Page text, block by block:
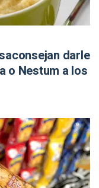
darle
o Nestum a los